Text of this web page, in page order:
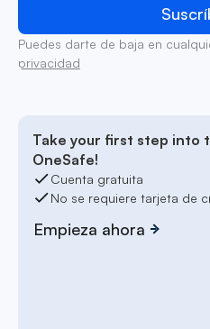
Puedes darte de baja en
privacidad
Take your first step into
OneSafe!
Cuenta gratuita
No se requiere tarjeta de
Empieza ahora